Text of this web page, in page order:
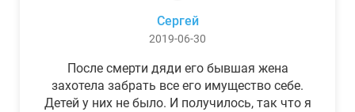
Сергей
2019-06-30
После смерти дяди его бывшая жена
захотела забрать все его имущество себе.
Детей у них не было. И получилось, так что я